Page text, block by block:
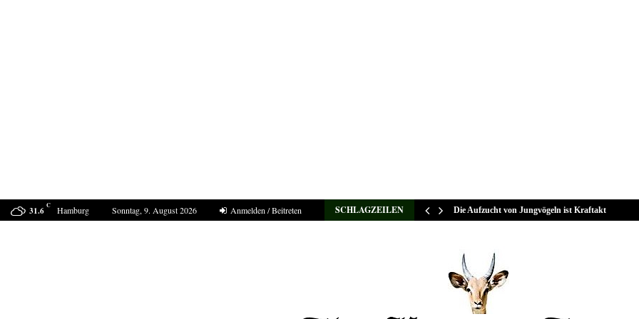
31.6 C Hamburg Sonntag, 9. August 2026 Anmelden / Beitreten SCHLAGZEILEN
Sucht Putin den Casus belli mit Deutschland? Die Aufzucht von Jungvögeln ist Kraftakt